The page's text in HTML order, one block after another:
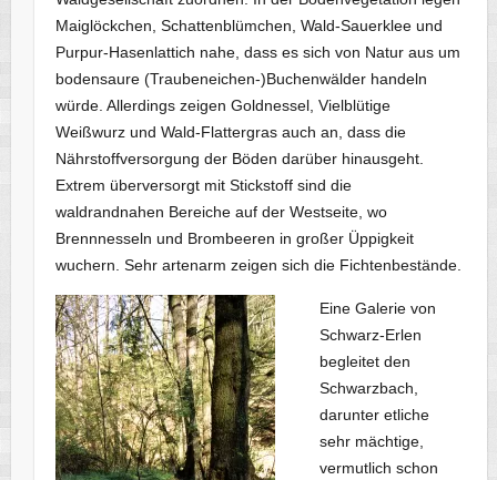
Maiglöckchen, Schattenblümchen, Wald-Sauerklee und
Purpur-Hasenlattich nahe, dass es sich von Natur aus um
bodensaure (Traubeneichen-)Buchenwälder handeln
würde. Allerdings zeigen Goldnessel, Vielblütige
Weißwurz und Wald-Flattergras auch an, dass die
Nährstoffversorgung der Böden darüber hinausgeht.
Extrem überversorgt mit Stickstoff sind die
waldrandnahen Bereiche auf der Westseite, wo
Brennnesseln und Brombeeren in großer Üppigkeit
wuchern. Sehr artenarm zeigen sich die Fichtenbestände.
Eine Galerie von
Schwarz-Erlen
begleitet den
Schwarzbach,
darunter etliche
sehr mächtige,
vermutlich schon